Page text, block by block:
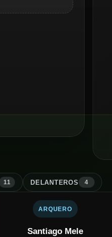
11 DELANTEROS 4
ARQUERO
Santiago Mele